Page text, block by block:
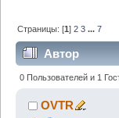
Страницы: [1]2 3 ...7
Автор
Белореченское-
0 Пользователей и 1
OVTR